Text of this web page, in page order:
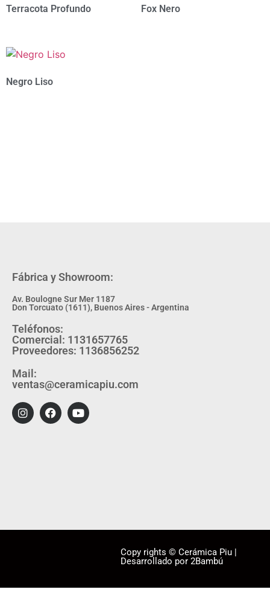
Terracota Profundo Fox Nero
Negro Liso
Fábrica y Showroom:
Av. Boulogne Sur Mer 1187
Don Torcuato (1611), Buenos Aires - Argentina
Teléfonos:
Comercial: 1131657765
Proveedores: 1136856252
Mail:
ventas@ceramicapiu.com
Copy rights © Cerámica Piu |
Desarrollado por 2Bambú